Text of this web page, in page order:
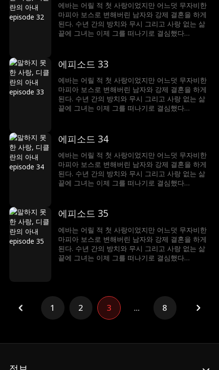
에바는 어릴 적 첫 사랑이었지만 어느덧 무자비한
마피아 보스로 변해버린 남자와 강제 결혼을 하게
된다. 수년 간의 방치와 무시 그리고 사랑 없는 삶
끝에 그녀는 이제 그를 떠나기로 결심했다…
에피소드 33
에바는 어릴 적 첫 사랑이었지만 어느덧 무자비한
마피아 보스로 변해버린 남자와 강제 결혼을 하게
된다. 수년 간의 방치와 무시 그리고 사랑 없는 삶
끝에 그녀는 이제 그를 떠나기로 결심했다…
에피소드 34
에바는 어릴 적 첫 사랑이었지만 어느덧 무자비한
마피아 보스로 변해버린 남자와 강제 결혼을 하게
된다. 수년 간의 방치와 무시 그리고 사랑 없는 삶
끝에 그녀는 이제 그를 떠나기로 결심했다…
에피소드 35
에바는 어릴 적 첫 사랑이었지만 어느덧 무자비한
마피아 보스로 변해버린 남자와 강제 결혼을 하게
된다. 수년 간의 방치와 무시 그리고 사랑 없는 삶
끝에 그녀는 이제 그를 떠나기로 결심했다…
1 2 3 ... 8